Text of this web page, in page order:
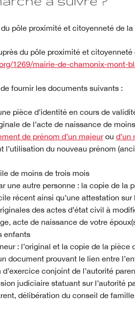
pôle proximité et citoyenneté de
du pôle proximité et citoyenneté
1269/mairie-de-chamonix-mont-
fournir les documents suivants :
pièce d’identité en cours de
de l’acte de naissance de
de prénom d’un majeurou d’un
l’utilisation du nouveau prénom
de moins de trois mois
une autre personne : la copie de la
récent ainsi qu’une attestation sur
des actes d’état civil à
acte de naissance de votre
enfants
: l’original et la copie de la pièce
document prouvant le lien entre
conjoint de l’autorité
judiciaire statuant sur l’autorité
délibération du conseil de